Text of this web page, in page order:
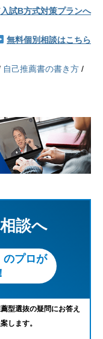
試B方式対策プランへ
無料個別相談はこちら
自己推薦書の書き方 /
談へ
のプロが
型選抜の疑問にお答え
します。